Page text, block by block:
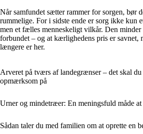
Når samfundet sætter rammer for sorgen, bør
rummelige. For i sidste ende er sorg ikke kun
men et fælles menneskeligt vilkår. Den minder
forbundet – og at kærlighedens pris er savnet,
længere er her.
Arveret på tværs af landegrænser – det skal
opmærksom på
Urner og mindetræer: En meningsfuld måde
Sådan taler du med familien om at oprette en